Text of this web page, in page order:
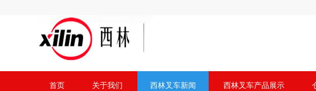
首页 关于我们 西林叉车新闻 西林叉车产品展示